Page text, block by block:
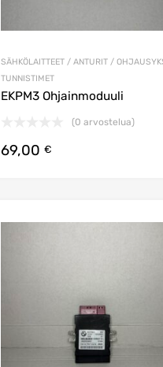
SÄHKÖLAITTEET / ANTURIT /
TUNNISTIMET
EKPM3 Ohjainmoduuli
(0 arvostelua)
69,00 €